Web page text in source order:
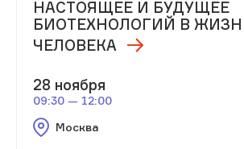
НАСТОЯЩЕЕ И БУДУЩЕЕ
БИОТЕХНОЛОГИЙ В
ЧЕЛОВЕКА
28 ноября
09:30 — 12:00
Москва